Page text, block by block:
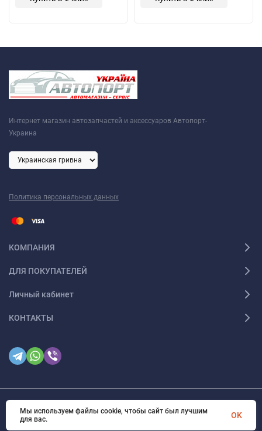
Интернет магазин автозапчастей и аксессуаров Автопорт-
Украина
Политика персональных данных
КОМПАНИЯ
ДЛЯ ПОКУПАТЕЛЕЙ
Личный кабинет
КОНТАКТЫ
© 2026. Все права защищены
Мы используем файлы cookie, чтобы сайт был лучшим
для вас.
OK